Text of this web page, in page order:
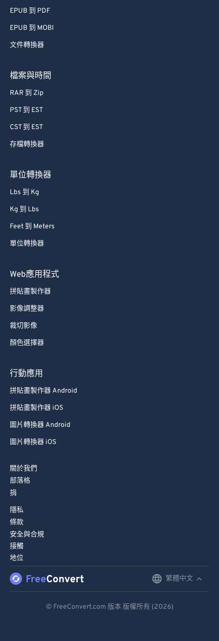
EPUB 到 PDF
EPUB 到 MOBI
文件轉換器
檔案與時間
RAR 到 Zip
PST 到 EST
CST 到 EST
存檔轉換器
單位轉換器
Lbs 到 Kg
Kg 到 Lbs
Feet 到 Meters
單位轉換器
Web應用程式
拼貼畫製作器
影像調整器
裁切影像
顏色選擇器
行動應用
拼貼畫製作器 Android
拼貼畫製作器 iOS
圖片轉換器 Android
圖片轉換器 iOS
關於我們
部落格
捐
隱私
條款
安全與合規
接觸
地位
繁體中文
© FreeConvert.com 版本 版權所有 (2026)